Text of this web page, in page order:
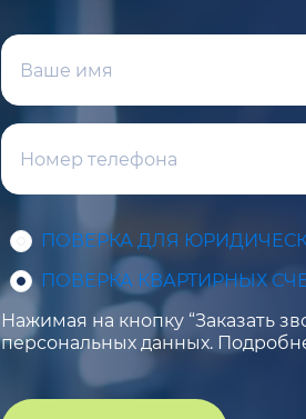
ПОВЕРКА ДЛЯ
ПОВЕРКА КВАРТИРНЫХ
Нажимая на кнопку “Заказать
персональных данных.